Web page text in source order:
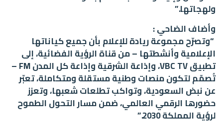
ولهجاتها.”
وأضاف الضاحي :
“وتصرّح مجموعة ريادة للإعلام بأن جميع كياناتها
الإعلامية وأنشطتها – من قناة الرؤية الفضائية، إلى
تطبيق VBC TV، وإذاعة الشرقية وإذاعة كل المدن FM –
تُصمّم لتكون منصات وطنية مستقلة ومتكاملة، تعبّر
عن نبض السعودية، وتواكب تطلعات شعبها، وتعزز
حضورها الرقمي العالمي، ضمن مسار التحول الطموح
لرؤية المملكة 2030.”